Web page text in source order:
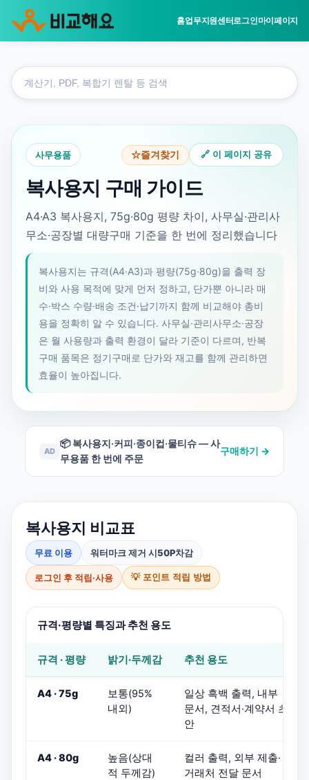
홈업무지원센터로그인마이페이지
업무지원센터
사무용품
복사용지 구매 가이드
구
검
사무용품 ☆즐겨찾기 🔗 이 페이지 공유
복사용지 구매 가이드
A4·A3 복사용지, 75g·80g 평량 차이, 사무실·관리사
무소·공장별 대량구매 기준을 한 번에 정리했습니다
복사용지는 규격(A4·A3)과 평량(75g·80g)을 출력 장
비와 사용 목적에 맞게 먼저 정하고, 단가뿐 아니라 매
수·박스 수량·배송 조건·납기까지 함께 비교해야 총비
용을 정확히 알 수 있습니다. 사무실·관리사무소·공장
은 월 사용량과 출력 환경이 달라 기준이 다르며, 반복
구매 품목은 정기구매로 단가와 재고를 함께 관리하면
효율이 높아집니다.
AD
📦 복사용지·커피·종이컵·물티슈 — 사
무용품 한 번에 주문
구매하기 →
복사용지 비교표
무료 이용 워터마크 제거 시50P차감
로그인 후 적립·사용 💡 포인트 적립 방법
규격·평량별 특징과 추천 용도
규격 · 평량 밝기·두께감 추천 용도
A4 · 75g
보통(95%
내외)
일상 흑백 출력, 내부
문서, 견적서·계약서 초
안
A4 · 80g
높음(상대
적 두께감)
컬러 출력, 외부 제출·
거래처 전달 문서